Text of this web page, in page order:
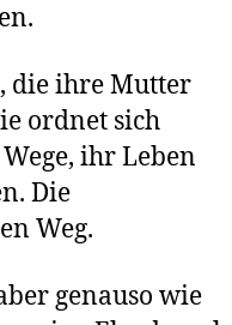
die ihre Mutter
ordnet sich
ihr Leben
Die
Weg.
genauso wie